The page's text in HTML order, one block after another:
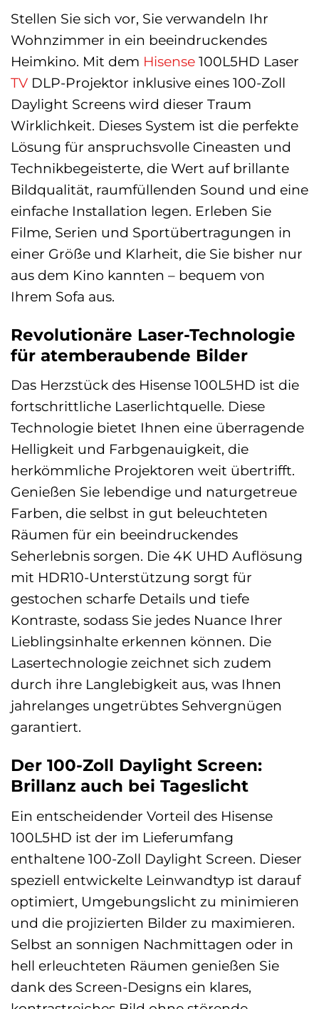
Stellen Sie sich vor, Sie verwandeln Ihr
Wohnzimmer in ein beeindruckendes
Heimkino. Mit dem Hisense 100L5HD Laser
TV DLP-Projektor inklusive eines 100-Zoll
Daylight Screens wird dieser Traum
Wirklichkeit. Dieses System ist die perfekte
Lösung für anspruchsvolle Cineasten und
Technikbegeisterte, die Wert auf brillante
Bildqualität, raumfüllenden Sound und eine
einfache Installation legen. Erleben Sie
Filme, Serien und Sportübertragungen in
einer Größe und Klarheit, die Sie bisher nur
aus dem Kino kannten – bequem von
Ihrem Sofa aus.
Revolutionäre Laser-Technologie
für atemberaubende Bilder
Das Herzstück des Hisense 100L5HD ist die
fortschrittliche Laserlichtquelle. Diese
Technologie bietet Ihnen eine überragende
Helligkeit und Farbgenauigkeit, die
herkömmliche Projektoren weit übertrifft.
Genießen Sie lebendige und naturgetreue
Farben, die selbst in gut beleuchteten
Räumen für ein beeindruckendes
Seherlebnis sorgen. Die 4K UHD Auflösung
mit HDR10-Unterstützung sorgt für
gestochen scharfe Details und tiefe
Kontraste, sodass Sie jedes Nuance Ihrer
Lieblingsinhalte erkennen können. Die
Lasertechnologie zeichnet sich zudem
durch ihre Langlebigkeit aus, was Ihnen
jahrelanges ungetrübtes Sehvergnügen
garantiert.
Der 100-Zoll Daylight Screen:
Brillanz auch bei Tageslicht
Ein entscheidender Vorteil des Hisense
100L5HD ist der im Lieferumfang
enthaltene 100-Zoll Daylight Screen. Dieser
speziell entwickelte Leinwandtyp ist darauf
optimiert, Umgebungslicht zu minimieren
und die projizierten Bilder zu maximieren.
Selbst an sonnigen Nachmittagen oder in
hell erleuchteten Räumen genießen Sie
dank des Screen-Designs ein klares,